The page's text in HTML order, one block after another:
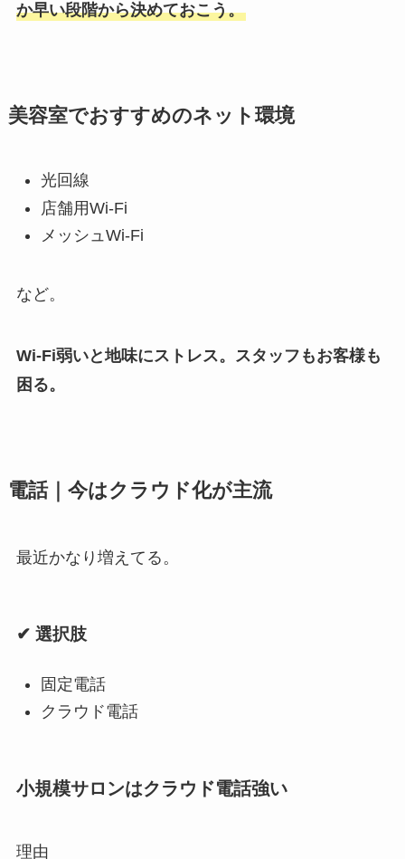
か早い段階から決めておこう。
美容室でおすすめのネット環境
光回線
店舗用Wi-Fi
メッシュWi-Fi
など。
Wi-Fi弱いと地味にストレス。スタッフもお客様も
困る。
電話｜今はクラウド化が主流
最近かなり増えてる。
✔ 選択肢
固定電話
クラウド電話
小規模サロンはクラウド電話強い
理由